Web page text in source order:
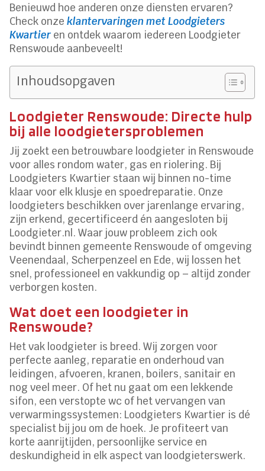
Benieuwd hoe anderen onze diensten ervaren?
Check onzeklantervaringen met Loodgieters
Kwartier en ontdek waarom iedereen Loodgieter
Renswoude aanbeveelt!
Inhoudsopgaven
Loodgieter Renswoude: Directe hulp
bij alle loodgietersproblemen
Jij zoekt een betrouwbare loodgieter in Renswoude
voor alles rondom water, gas en riolering. Bij
Loodgieters Kwartier staan wij binnen no-time
klaar voor elk klusje en spoedreparatie. Onze
loodgieters beschikken over jarenlange ervaring,
zijn erkend, gecertificeerd én aangesloten bij
Loodgieter.nl. Waar jouw probleem zich ook
bevindt binnen gemeente Renswoude of omgeving
Veenendaal, Scherpenzeel en Ede, wij lossen het
snel, professioneel en vakkundig op – altijd zonder
verborgen kosten.
Wat doet een loodgieter in
Renswoude?
Het vak loodgieter is breed. Wij zorgen voor
perfecte aanleg, reparatie en onderhoud van
leidingen, afvoeren, kranen, boilers, sanitair en
nog veel meer. Of het nu gaat om een lekkende
sifon, een verstopte wc of het vervangen van
verwarmingssystemen: Loodgieters Kwartier is dé
specialist bij jou om de hoek. Je profiteert van
korte aanrijtijden, persoonlijke service en
deskundigheid in elk aspect van loodgieterswerk.